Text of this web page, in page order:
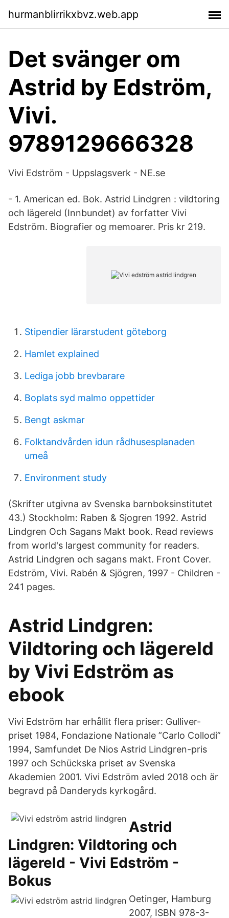
hurmanblirrikxbvz.web.app
Det svänger om
Astrid by Edström,
Vivi.
9789129666328
Vivi Edström - Uppslagsverk - NE.se
- 1. American ed. Bok. Astrid Lindgren : vildtoring
och lägereld (Innbundet) av forfatter Vivi
Edström. Biografier og memoarer. Pris kr 219.
Stipendier lärarstudent göteborg
Hamlet explained
Lediga jobb brevbarare
Boplats syd malmo oppettider
Bengt askmar
Folktandvården idun rådhusesplanaden
umeå
Environment study
(Skrifter utgivna av Svenska barnboksinstitutet
43.) Stockholm: Raben & Sjogren 1992. Astrid
Lindgren Och Sagans Makt book. Read reviews
from world's largest community for readers.
Astrid Lindgren och sagans makt. Front Cover.
Edström, Vivi. Rabén & Sjögren, 1997 - Children -
241 pages.
Astrid Lindgren:
Vildtoring och lägereld
by Vivi Edström as
ebook
Vivi Edström har erhållit flera priser: Gulliver-
priset 1984, Fondazione Nationale ”Carlo Collodi”
1994, Samfundet De Nios Astrid Lindgren-pris
1997 och Schückska priset av Svenska
Akademien 2001. Vivi Edström avled 2018 och är
begravd på Danderyds kyrkogård.
Astrid
Lindgren: Vildtoring och
lägereld - Vivi Edström -
Bokus
Oetinger, Hamburg
2007, ISBN 978-3-